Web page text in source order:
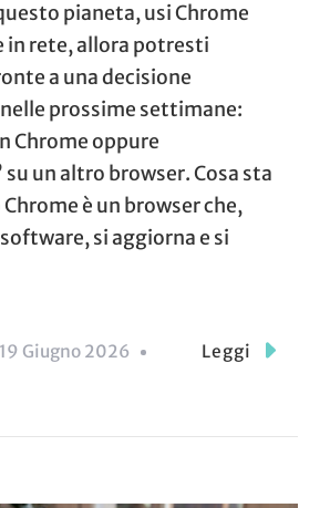
pianeta, usi Chrome
in rete, allora potresti
a una decisione
prossime settimane:
Chrome oppure
un altro browser. Cosa sta
è un browser che,
si aggiorna e si
19 Giugno 2026 Leggi